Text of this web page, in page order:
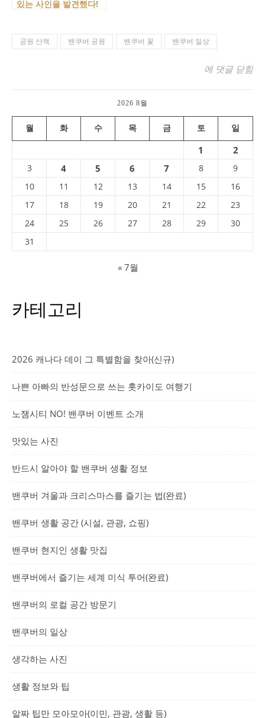
있는 사인을 발견했다!
공원 산책 밴쿠버 공원 밴쿠버 꽃 밴쿠버 일상
오늘도 꿀벌 처
에 댓글 닫힘
2026 8월
월 화 수 목 금 토 일
1 2
3 4 5 6 7 8
9
10
11 12 13 14 15
16
17
18 19 20 21 22
23
24
25 26 27 28 29
30
31
« 7월
카테고리
2026 캐나다 데이 그 특별함을 찾아(신규)
나쁜 아빠의 반성문으로 쓰는 홋카이도 여행기
노잼시티 NO! 밴쿠버 이벤트 소개
맛있는 사진
반드시 알아야 할 밴쿠버 생활 정보
밴쿠버 겨울과 크리스마스를 즐기는 법(완료)
밴쿠버 생활 공간 (시설, 관광, 쇼핑)
밴쿠버 현지인 생활 맛집
밴쿠버에서 즐기는 세계 미식 투어(완료)
밴쿠버의 로컬 공간 방문기
밴쿠버의 일상
생각하는 사진
생활 정보와 팁
알짜 팁만 모아모아(이민, 관광, 생활 등)